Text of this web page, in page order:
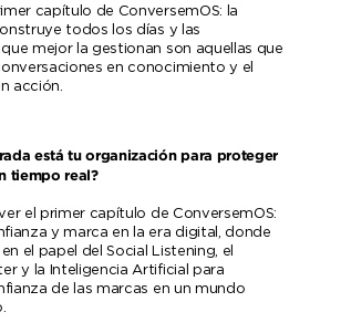
capítulo de ConversemOS: la
todos los días y las
mejor la gestionan son aquellas que
en conocimiento y el
acción.
está tu organización para proteger
tiempo real?
el primer capítulo de ConversemOS:
y marca en la era digital, donde
el papel del Social Listening, el
y la Inteligencia Artificial para
de las marcas en un mundo